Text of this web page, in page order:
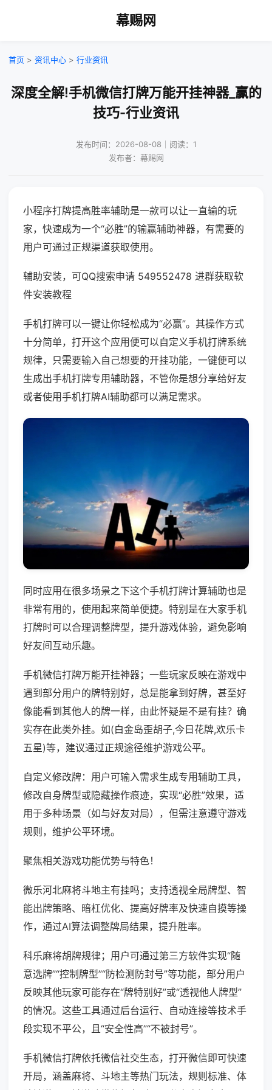
幕赐网
首页 > 资讯中心 > 行业资讯
深度全解!手机微信打牌万能开挂神器_赢的
技巧-行业资讯
发布时间：2026-08-08｜阅读：1
发布者：幕赐网
小程序打牌提高胜率辅助是一款可以让一直输的玩
家，快速成为一个“必胜”的输赢辅助神器，有需要的
用户可通过正规渠道获取使用。
辅助安装，可QQ搜索申请 549552478 进群获取软
件安装教程
手机打牌可以一键让你轻松成为“必赢”。其操作方式
十分简单，打开这个应用便可以自定义手机打牌系统
规律，只需要输入自己想要的开挂功能，一键便可以
生成出手机打牌专用辅助器，不管你是想分享给好友
或者使用手机打牌AI辅助都可以满足需求。
同时应用在很多场景之下这个手机打牌计算辅助也是
非常有用的，使用起来简单便捷。特别是在大家手机
打牌时可以合理调整牌型，提升游戏体验，避免影响
好友间互动乐趣。
手机微信打牌万能开挂神器；一些玩家反映在游戏中
遇到部分用户的牌特别好，总是能拿到好牌，甚至好
像能看到其他人的牌一样，由此怀疑是不是有挂？确
实存在此类外挂。如(白金岛歪胡子,今日花牌,欢乐卡
五星)等，建议通过正规途径维护游戏公平。
自定义修改牌：用户可输入需求生成专用辅助工具，
修改自身牌型或隐藏操作痕迹，实现“必胜”效果，适
用于多种场景（如与好友对局），但需注意遵守游戏
规则，维护公平环境。
聚焦相关游戏功能优势与特色！
微乐河北麻将斗地主有挂吗；支持透视全局牌型、智
能出牌策略、暗杠优化、提高好牌率及快速自摸等操
作，通过AI算法调整牌局结果，提升胜率。
科乐麻将胡牌规律；用户可通过第三方软件实现“随
意选牌”“控制牌型”“防检测防封号”等功能，部分用户
反映其他玩家可能存在“牌特别好”或“透视他人牌型”
的情况。这些工具通过后台运行、自动连接等技术手
段实现不平公，且“安全性高”“不被封号”。
手机微信打牌依托微信社交生态，打开微信即可快速
开局，涵盖麻将、斗地主等热门玩法，规则标准、体